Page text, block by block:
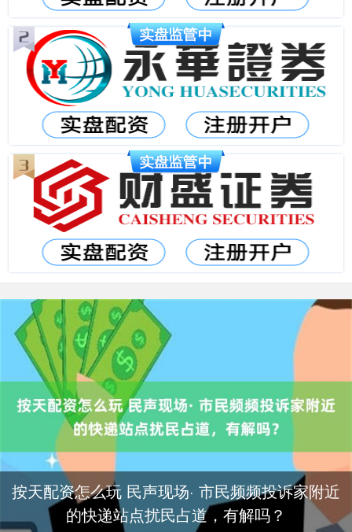
按天配资怎么玩 民声现场· 市民频频投诉家附近
的快递站点扰民占道，有解吗？